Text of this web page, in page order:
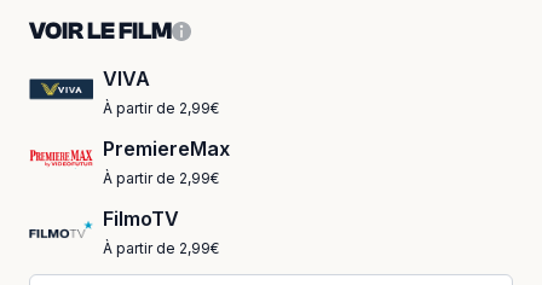
VOIR LE FILM
VIVA
À partir de 2,99€
PremiereMax
À partir de 2,99€
FilmoTV
À partir de 2,99€